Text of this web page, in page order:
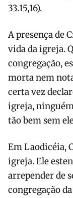
33.15,16).
A presença de
vida da igreja.
congregação,
morta nem
certa vez
igreja,
tão bem sem
Em Laodicéia,
igreja. Ele
arrepender de
congregação